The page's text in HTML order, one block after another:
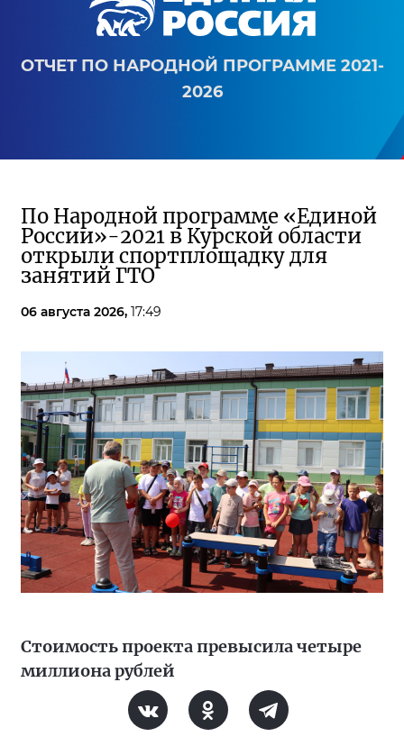
ОТЧЕТ ПО НАРОДНОЙ ПРОГРАММЕ 2021-
2026
По Народной программе «Единой
России»-2021 в Курской области
открыли спортплощадку для
занятий ГТО
06 августа 2026, 17:49
Стоимость проекта превысила четыре
миллиона рублей